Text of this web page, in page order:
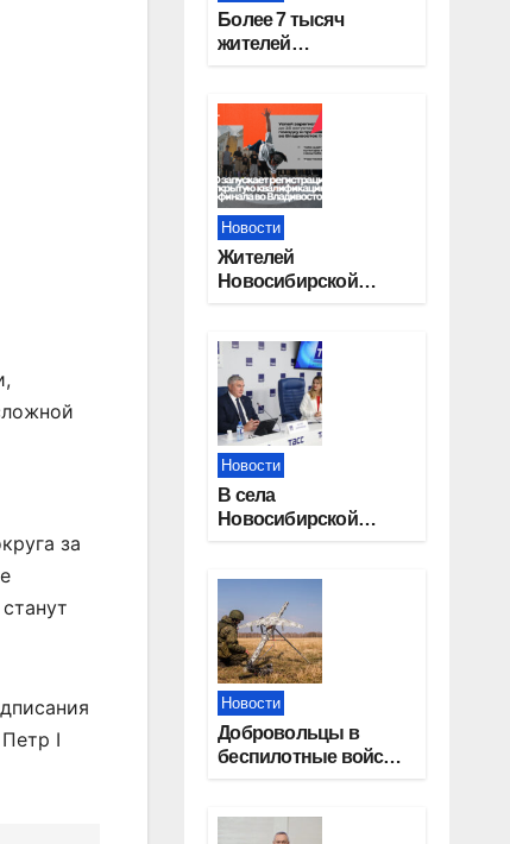
за
I
Более 7 тысяч
жителей
увеличение пенсии
после 80 лет
Новости
Жителей
Новосибирской
квалификацию
премии «КАРДО»
Новости
В села
Новосибирской
культуры
Новости
Добровольцы в
беспилотные войска